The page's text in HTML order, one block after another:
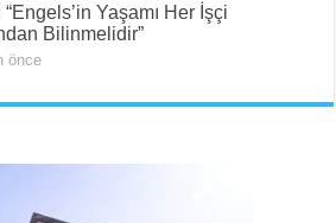
“Engels’in Yaşamı Her İşçi
Bilinmelidir”
önce